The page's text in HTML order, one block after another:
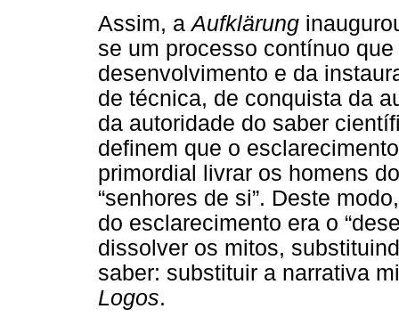
Assim, aAufklärung
se um processo contínuo
desenvolvimento e da
de técnica, de conquista da
da autoridade do saber
definem que o
primordial livrar os homens
“senhores de si”. Deste
do esclarecimento era o
dissolver os mitos,
saber: substituir a narrativa
Logos.